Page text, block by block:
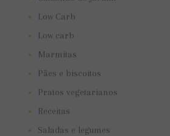
Low Carb
Low carb
Marmitas
Pães e biscoitos
Pratos vegetarianos
Receitas
Saladas e legumes